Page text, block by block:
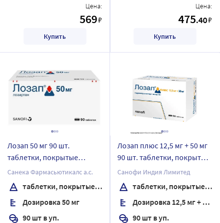
Цена:
569₽
Купить
Цена:
475.40₽
Купить
Лозап 50 мг 90 шт.
таблетки, покрытые
пленочной оболочкой
Санека Фармасьютикалс а.с.
таблетки, покрытые пленочной оболочкой
Дозировка 50 мг
90 шт в уп.
Лозап плюс 12,5 мг + 50 мг
90 шт. таблетки, покрытые
пленочной оболочкой
Санофи Индия Лимитед
таблетки, покрытые пленочной оболочкой
Дозировка 12,5 мг + 50 мг
90 шт в уп.